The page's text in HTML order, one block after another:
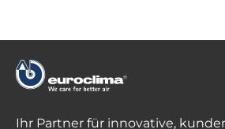
Ihr Partner für innovative,